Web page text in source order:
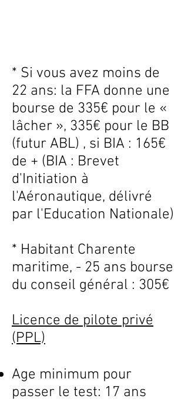
* Si vous avez moins de
22 ans: la FFA donne une
bourse de 335€ pour le «
lâcher », 335€ pour le BB
(futur ABL) , si BIA : 165€
de + (BIA : Brevet
d'Initiation à
l'Aéronautique, délivré
par l'Education Nationale)
* Habitant Charente
maritime, - 25 ans bourse
du conseil général : 305€
Licence de pilote privé
(PPL)
Age minimum pour
passer le test: 17 ans